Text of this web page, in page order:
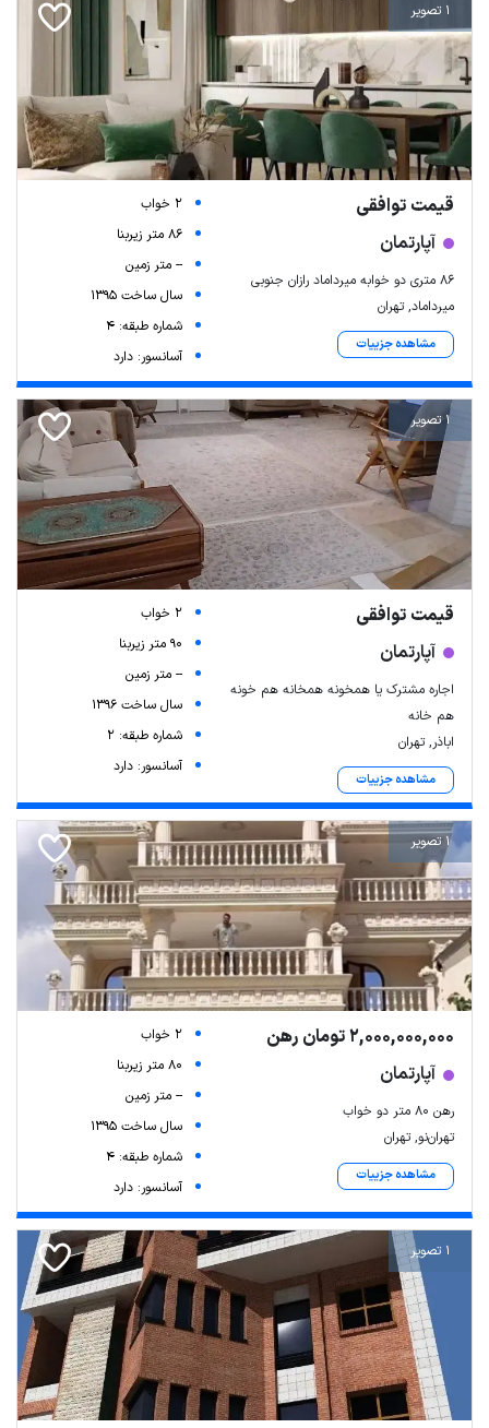
1 تصویر
قیمت توافقی
آپارتمان
۸۶ متری دو خوابه میرداماد رازان جنوبی
میرداماد, تهران
مشاهده جزییات
2 خواب
86 متر زیربنا
-- متر زمین
سال ساخت 1395
شماره طبقه: 4
آسانسور: دارد
1 تصویر
قیمت توافقی
آپارتمان
اجاره مشترک یا همخونه همخانه هم خونه
هم خانه
اباذر, تهران
مشاهده جزییات
2 خواب
90 متر زیربنا
-- متر زمین
سال ساخت 1396
شماره طبقه: 2
آسانسور: دارد
1 تصویر
2,000,000,000 تومان رهن
آپارتمان
رهن ۸۰ متر دو خواب
تهران‌نو, تهران
مشاهده جزییات
2 خواب
80 متر زیربنا
-- متر زمین
سال ساخت 1395
شماره طبقه: 4
آسانسور: دارد
1 تصویر